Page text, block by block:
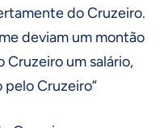
do Cruzeiro.
deviam um montão
Cruzeiro um salário,
pelo Cruzeiro”